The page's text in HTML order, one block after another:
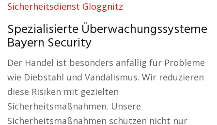
Sicherheitsdienst Gloggnitz
Spezialisierte Überwachungssysteme
Bayern Security
Der Handel ist besonders anfällig für Probleme
wie Diebstahl und Vandalismus. Wir reduzieren
diese Risiken mit gezielten
Sicherheitsmaßnahmen. Unsere
Sicherheitsmaßnahmen schützen nicht nur